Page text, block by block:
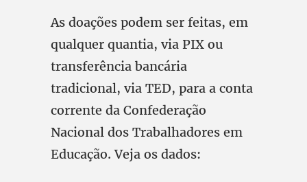
As doações podem ser feitas, em
qualquer quantia, via PIX ou
transferência bancária
tradicional, via TED, para a conta
corrente da Confederação
Nacional dos Trabalhadores em
Educação. Veja os dados: